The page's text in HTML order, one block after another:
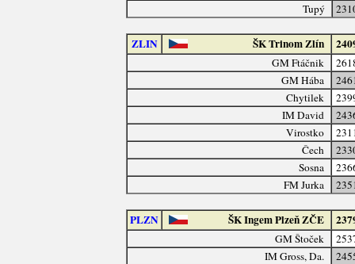
Tupý
ZLIN ŠK Trinom Zlín
GM Ftáčnik
GM Hába
Chytilek
IM David
Virostko
Čech
Sosna
FM Jurka
PLZN ŠK Ingem Plzeň ZČE
GM Štoček
IM Gross, Da.